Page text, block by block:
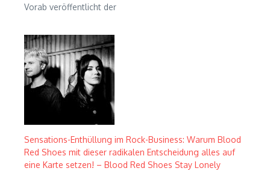
Vorab veröffentlicht der
Sensations-Enthüllung im Rock-Business: Warum Blood
Red Shoes mit dieser radikalen Entscheidung alles auf
eine Karte setzen! – Blood Red Shoes Stay Lonely